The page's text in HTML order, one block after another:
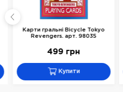
Карти гральні Bicycle Tokyo
Revengers. арт. 98035
499 грн
Купити